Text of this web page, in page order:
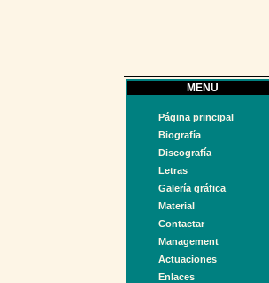
MENU
Página principal
Biografía
Discografía
Letras
Galería gráfica
Material
Contactar
Management
Actuaciones
Enlaces